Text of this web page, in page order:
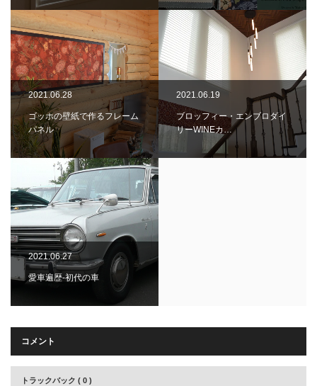
2021.06.28
ゴッホの壁紙で作るフレーム
パネル
2021.06.19
ブロッフィー・エンブロダイ
リーWINEカ…
2021.06.27
愛車遍歴-初代の車
コメント
トラックバック ( 0 )